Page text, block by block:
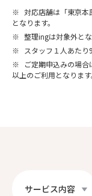
※ 対応店舗は「東京本
となります。
※ 整理ingは対象外とな
※
スタッフ１人あたり
※
ご定期申込みの場
以上のご利用となります
サービス内容